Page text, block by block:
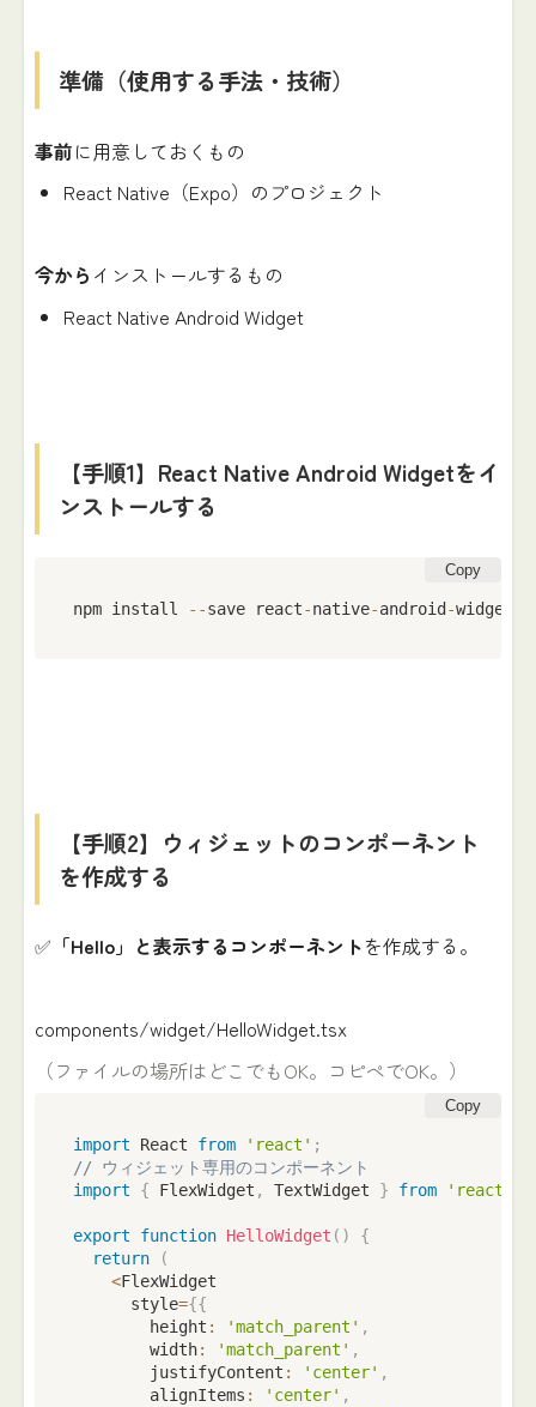
準備（使用する手法・技術）
事前に用意しておくもの
React Native（Expo）のプロジェクト
今から インストールするもの
React Native Android Widget
【手順1】React Native Android Widgetをイ
ンストールする
Copy
npm install --save react-native-android -widget
【手順2】ウィジェットのコンポーネント
を作成する
✅ 「Hello」と表示するコンポーネントを作成する。
components/widget/HelloWidget.tsx
（ファイルの場所はどこでもOK。コピペでOK。）
Copy
import React from 'react' ;
// ウィジェット専用のコンポーネント
import
{ FlexWidget , TextWidget } from 'react-
export function HelloWidget ( )
{
return
(
<FlexWidget
      style
={{
        height
: 'match_parent' ,
        width
: 'match_parent' ,
        justifyContent
: 'center' ,
        alignItems
: 'center' ,